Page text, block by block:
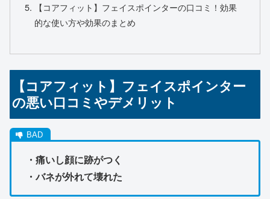
【コアフィット】フェイスポインターの口コミ！効果
的な使い方や効果のまとめ
【コアフィット】フェイスポインター
の悪い口コミやデメリット
・痛いし顔に跡がつく
・バネが外れて壊れた